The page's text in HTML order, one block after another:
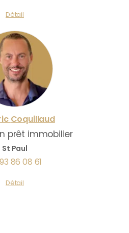
Détail
Coquillaud
prêt immobilier
St Paul
86 08 61
Détail